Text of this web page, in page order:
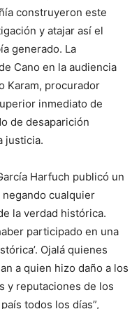
construyeron este
y atajar así el
generado. La
Cano en la audiencia
Karam, procurador
inmediato de
de desaparición
justicia.
Harfuch publicó un
cualquier
la verdad histórica.
participado en una
Ojalá quienes
a quien hizo daño a los
y reputaciones de los
todos los días”,